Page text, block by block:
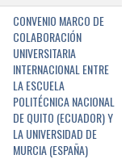
CONVENIO MARCO DE
COLABORACIÓN
UNIVERSITARIA
INTERNACIONAL ENTRE
LA ESCUELA
POLITÉCNICA NACIONAL
DE QUITO (ECUADOR) Y
LA UNIVERSIDAD DE
MURCIA (ESPAÑA)